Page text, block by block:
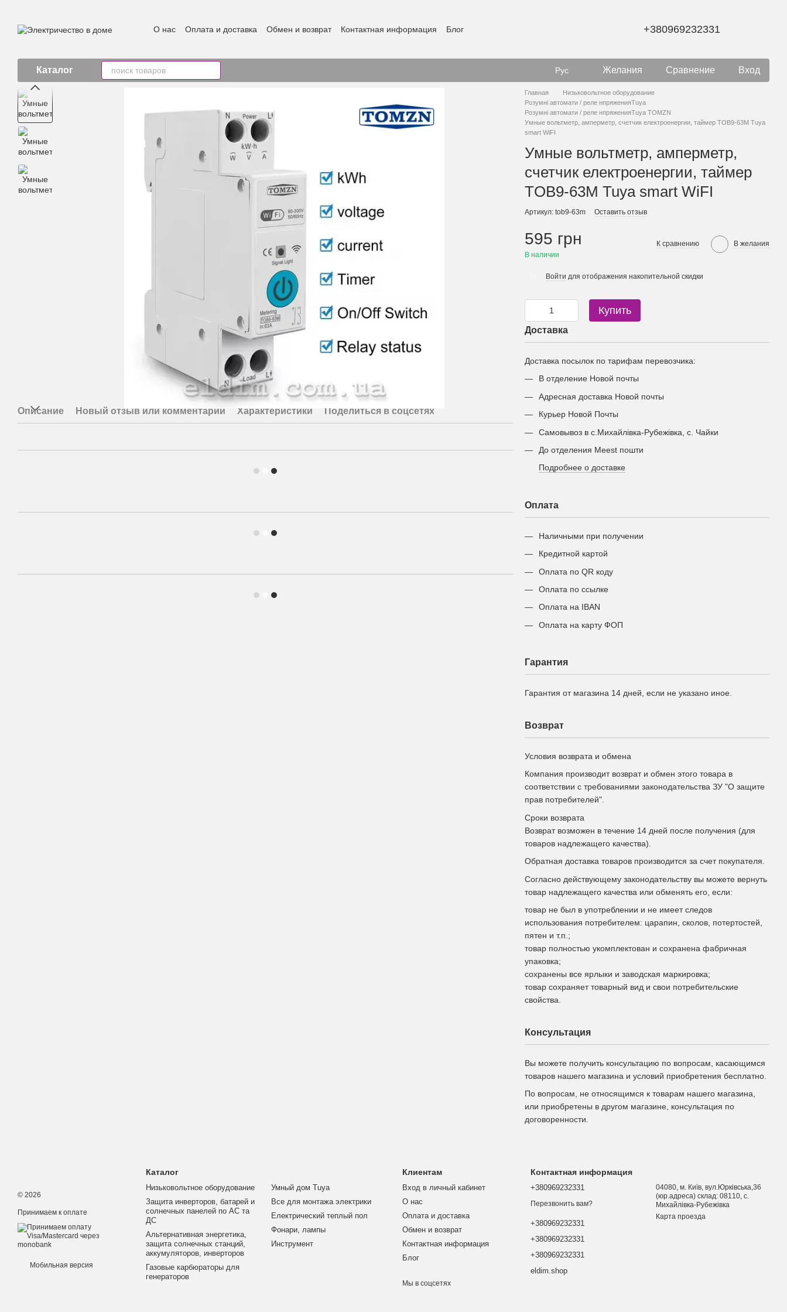
О нас Оплата и доставка Обмен и возврат Контактная информация Блог +380969232331
Каталог Рус Желания Сравнение Вход
Описание Новый отзыв или комментарий Характеристики Поделиться в соцсетях
Главная
Низьковольтное оборудование
Розумні автомати / реле нпряженияTuya
Розумні автомати / реле нпряженияTuya TOMZN
Умные вольтметр, амперметр, счетчик електроенергии, таймер TOB9-63M Tuya
smart WiFI
Умные вольтметр, амперметр,
счетчик електроенергии, таймер
TOB9-63M Tuya smart WiFI
Артикул: tob9-63m Оставить отзыв
595 грн
В наличии
К сравнению В желания
Войти для отображения накопительной скидки
Купить
Доставка
Доставка посылок по тарифам перевозчика:
В отделение Новой почты
Адресная доставка Новой почты
Курьер Новой Почты
Самовывоз в с.Михайлівка-Рубежівка, с. Чайки
До отделения Meest пошти
Подробнее о доставке
Оплата
Наличными при получении
Кредитной картой
Оплата по QR коду
Оплата по ссылке
Оплата на IBAN
Оплата на карту ФОП
Гарантия
Гарантия от магазина 14 дней, если не указано иное.
Возврат
Условия возврата и обмена
Компания производит возврат и обмен этого товара в
соответствии с требованиями законодательства ЗУ "О защите
прав потребителей".
Сроки возврата
Возврат возможен в течение 14 дней после получения (для
товаров надлежащего качества).
Обратная доставка товаров производится за счет покупателя.
Согласно действующему законодательству вы можете вернуть
товар надлежащего качества или обменять его, если:
товар не был в употреблении и не имеет следов
использования потребителем: царапин, сколов, потертостей,
пятен и т.п.;
товар полностью укомплектован и сохранена фабричная
упаковка;
сохранены все ярлыки и заводская маркировка;
товар сохраняет товарный вид и свои потребительские
свойства.
Консультация
Вы можете получить консультацию по вопросам, касающимся
товаров нашего магазина и условий приобретения бесплатно.
По вопросам, не относящимся к товарам нашего магазина,
или приобретены в другом магазине, консультация по
договоренности.
© 2026
Принимаем к оплате
Мобильная версия
Каталог
Низьковольтное оборудование
Защита инверторов, батарей и
солнечных панелей по АС та
ДС
Альтернативная энергетика,
защита солнечных станций,
аккумуляторов, инверторов
Газовые карбюраторы для
генераторов
Умный дом Tuya
Все для монтажа электрики
Електрический теплый пол
Фонари, лампы
Инструмент
Клиентам
Вход в личный кабинет
О нас
Оплата и доставка
Обмен и возврат
Контактная информация
Блог
Мы в соцсетях
Контактная информация
+380969232331
Перезвонить вам?
+380969232331
+380969232331
+380969232331
eldim.shop
04080, м. Київ, вул.Юрківська,36
(юр.адреса) склад: 08110, с.
Михайлівка-Рубежівка
Карта проезда